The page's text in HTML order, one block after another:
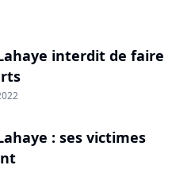
interdit de faire
: ses victimes